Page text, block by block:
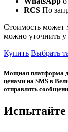
RCS По
Стоимость может
можно уточнить
Купить Выбрать
Мощная платформа
ценами на SMS в
отправлять
Испытайте